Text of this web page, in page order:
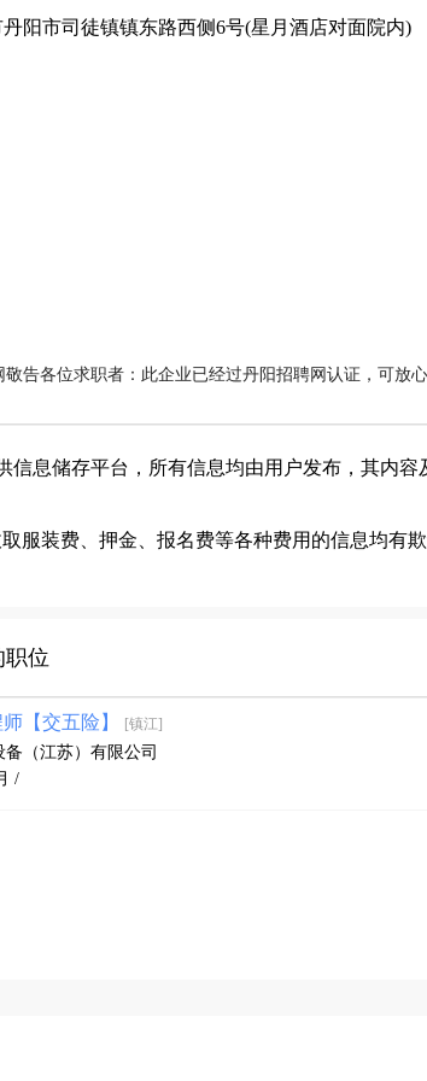
阳市司徒镇镇东路西侧6号(星月酒店对面院内)
敬告各位求职者：此企业已经过丹阳招聘网认证，可放
信息储存平台，所有信息均由用户发布，其内
服装费、押金、报名费等各种费用的信息均有
职位
【交五险】 [镇江]
（江苏）有限公司
/